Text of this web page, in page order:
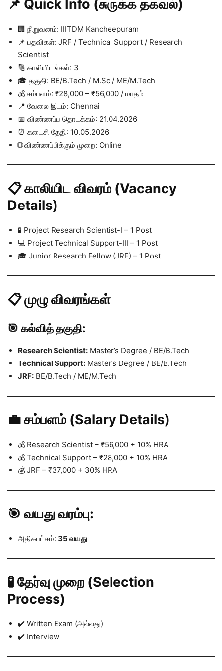
📌 Quick Info (சுருக்க தகவல்)
🏢 நிறுவனம்: IIITDM Kancheepuram
📌 பதவிகள்: JRF / Technical Support / Research
Scientist
🔢 காலியிடங்கள்: 3
🎓 தகுதி: BE/B.Tech / M.Sc / ME/M.Tech
💰 சம்பளம்: ₹28,000 – ₹56,000 / மாதம்
📍 வேலை இடம்: Chennai
📅 விண்ணப்ப தொடக்கம்: 21.04.2026
⏰ கடைசி தேதி: 10.05.2026
🌐 விண்ணப்பிக்கும் முறை: Online
📋 காலியிட விவரம் (Vacancy
Details)
🧪 Project Research Scientist-I – 1 Post
💻 Project Technical Support-III – 1 Post
🎓 Junior Research Fellow (JRF) – 1 Post
📋 முழு விவரங்கள்
🎯 கல்வித் தகுதி:
Research Scientist: Master’s Degree / BE/B.Tech
Technical Support: Master’s Degree / BE/B.Tech
JRF: BE/B.Tech / ME/M.Tech
💼 சம்பளம் (Salary Details)
💰 Research Scientist – ₹56,000 + 10% HRA
💰 Technical Support – ₹28,000 + 10% HRA
💰 JRF – ₹37,000 + 30% HRA
🎯 வயது வரம்பு:
அதிகபட்சம்: 35 வயது
🧪 தேர்வு முறை (Selection
Process)
✔️ Written Exam (அல்லது)
✔️ Interview